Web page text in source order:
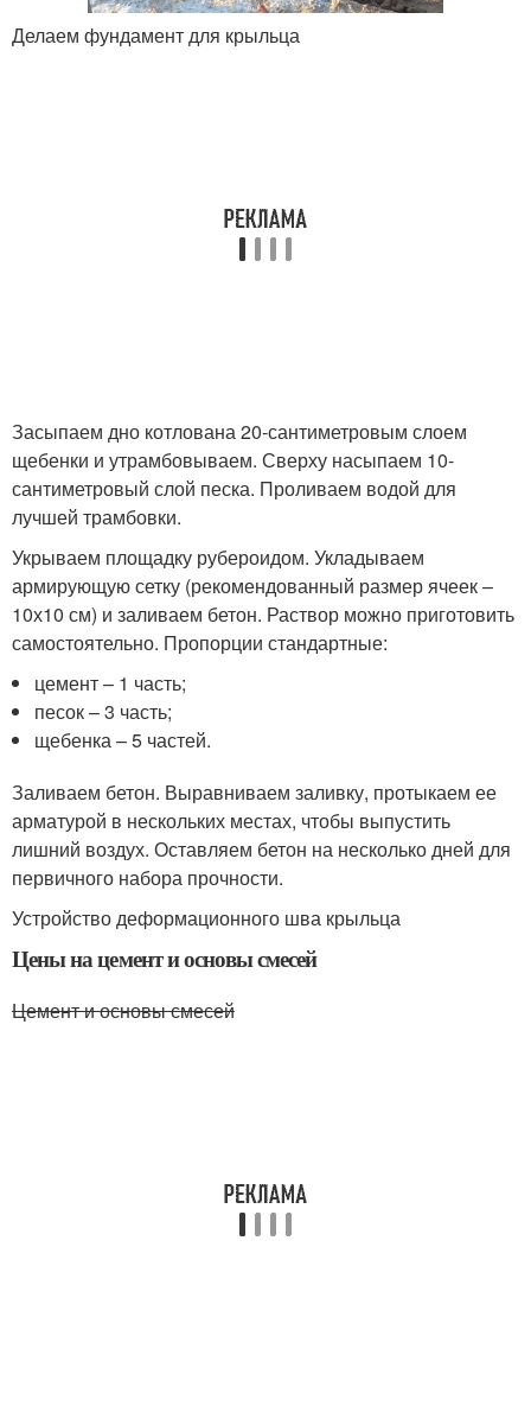
Делаем фундамент для крыльца
Засыпаем дно котлована 20-сантиметровым слоем
щебенки и утрамбовываем. Сверху насыпаем 10-
сантиметровый слой песка. Проливаем водой для
лучшей трамбовки.
Укрываем площадку рубероидом. Укладываем
армирующую сетку (рекомендованный размер ячеек –
10х10 см) и заливаем бетон. Раствор можно приготовить
самостоятельно. Пропорции стандартные:
цемент – 1 часть;
песок – 3 часть;
щебенка – 5 частей.
Заливаем бетон. Выравниваем заливку, протыкаем ее
арматурой в нескольких местах, чтобы выпустить
лишний воздух. Оставляем бетон на несколько дней для
первичного набора прочности.
Устройство деформационного шва крыльца
Цены на цемент и основы смесей
Цемент и основы смесей